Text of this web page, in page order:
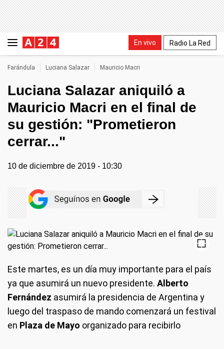
En vivo Radio La Red
Farándula Luciana Salazar Mauricio Macri
Luciana Salazar aniquiló a
Mauricio Macri en el final de
su gestión: "Prometieron
cerrar..."
10 de diciembre de 2019 - 10:30
Este martes, es un día muy importante para el país
ya que asumirá un nuevo presidente. Alberto
Fernández asumirá la presidencia de Argentina y
luego del traspaso de mando comenzará un festival
en Plaza de Mayo organizado para recibirlo